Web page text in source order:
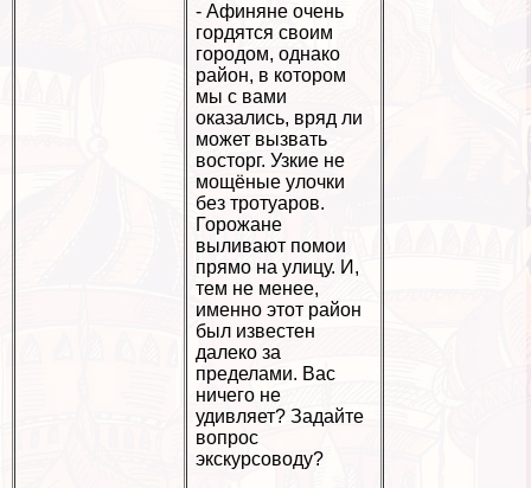
- Афиняне очень
гордятся своим
городом, однако
район, в котором
мы с вами
оказались, вряд ли
может вызвать
восторг. Узкие не
мощёные улочки
без тротуаров.
Горожане
выливают помои
прямо на улицу. И,
тем не менее,
именно этот район
был известен
далеко за
пределами. Вас
ничего не
удивляет? Задайте
вопрос
экскурсоводу?